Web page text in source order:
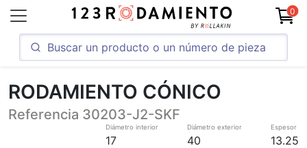
0
RODAMIENTO CÓNICO
Referencia 30203-J2-SKF
Diámetro interior
17
Diámetro exterior
40
Espesor
13.25